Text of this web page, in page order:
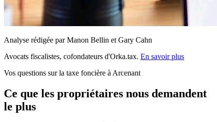
Analyse rédigée par Manon Bellin et Gary Cahn
Avocats fiscalistes, cofondateurs d'Orka.tax. En savoir plus
Vos questions sur la taxe foncière à Arcenant
Ce que les propriétaires nous demandent
le plus